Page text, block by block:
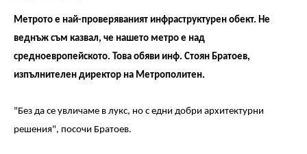
Метрото е най-проверяваният инфраструктурен обект. Не
веднъж съм казвал, че нашето метро е над
средноевропейското. Това обяви инф. Стоян Братоев,
изпълнителен директор на Метрополитен.
"Без да се увличаме в лукс, но с едни добри архитектурни
решения", посочи Братоев.